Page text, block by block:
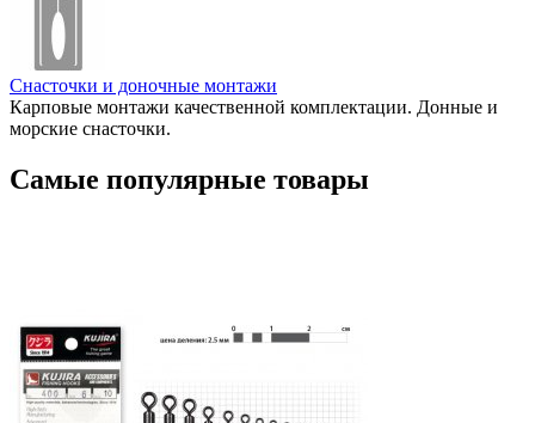
Снасточки и доночные монтажи
Карповые монтажи качественной комплектации. Донные и
морские снасточки.
Самые популярные товары